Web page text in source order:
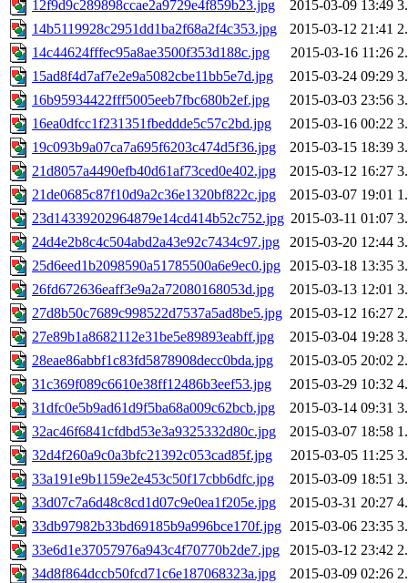
12f9d9c289898ccae2a9729e4f859b23.jpg
2015-03-09 13:49
14b5119928c2951dd1ba2f68a2f4c353.jpg
2015-03-12 21:41
14c44624fffec95a8ae3500f353d188c.jpg
2015-03-16 11:26
15ad8f4d7af7e2e9a5082cbe11bb5e7d.jpg
2015-03-24 09:29
16b95934422fff5005eeb7fbc680b2ef.jpg
2015-03-03 23:56
16ea0dfcc1f231351fbeddde5c57c2bd.jpg
2015-03-16 00:22
19c093b9a07ca7a695f6203c474d5f36.jpg
2015-03-15 18:39
21d8057a4490efb40d61af73ced0e402.jpg
2015-03-12 16:27
21de0685c87f10d9a2c36e1320bf822c.jpg
2015-03-07 19:01
23d14339202964879e14cd414b52c752.jpg 2015-03-11 01:07
24d4e2b8c4c504abd2a43e92c7434c97.jpg
2015-03-20 12:44
25d6eed1b2098590a51785500a6e9ec0.jpg 2015-03-18 13:35
26fd672636eaff3e9a2a72080168053d.jpg
2015-03-13 12:01
27d8b50c7689c998522d7537a5ad8be5.jpg 2015-03-12 16:27
27e89b1a8682112e31be5e89893eabff.jpg
2015-03-04 19:28
28eae86abbf1c83fd5878908decc0bda.jpg
2015-03-05 20:02
31c369f089c6610e38ff12486b3eef53.jpg
2015-03-29 10:32
31dfc0e5b9ad61d9f5ba68a009c62bcb.jpg
2015-03-14 09:31
32ac46f6841cfdbd53e3a9325332d80c.jpg
2015-03-07 18:58
32d4f260a9c0a3bfc21392c053cad85f.jpg
2015-03-05 11:25
33a191e9b1159e2e453c50f17cbb6dfc.jpg
2015-03-09 18:51
33d07c7a6d48c8cd1d07c9e0ea1f205e.jpg
2015-03-31 20:27
33db97982b33bd69185b9a996bce170f.jpg 2015-03-06 23:35
33e6d1e37057976a943c4f70770b2de7.jpg
2015-03-12 23:42
34d8f864dccb50fcd71c6e187068323a.jpg
2015-03-09 02:26